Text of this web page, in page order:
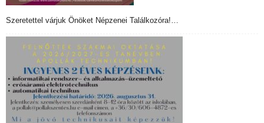
Szeretettel várjuk Önöket Népzenei Találkozóra!…